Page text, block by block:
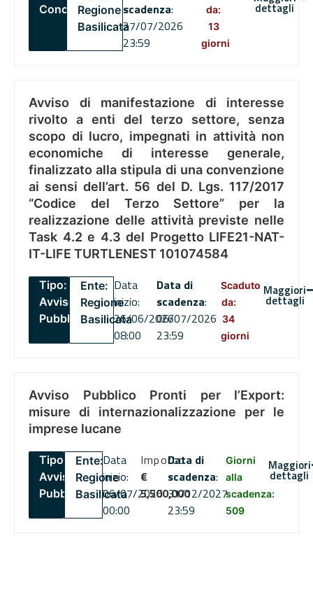
ConcorsiRegione
Basilicata
scadenza:
27/07/2026
23:59
da:
13
giorni
dettagli
Avviso di manifestazione di interesse
rivolto a enti del terzo settore, senza
scopo di lucro, impegnati in attività non
economiche di interesse generale,
finalizzato alla stipula di una convenzione
ai sensi dell’art. 56 del D. Lgs. 117/2017
“Codice del Terzo Settore” per la
realizzazione delle attività previste nelle
Task 4.2 e 4.3 del Progetto LIFE21-NAT-
IT-LIFE TURTLENEST 101074584
Tipo:
Avviso
Pubblico
Ente:
Regione
Basilicata
Data
inizio:
26/06/2026
08:00
Data di
scadenza:
06/07/2026
23:59
Scaduto
da:
34
giorni
Maggiori
dettagli
Avviso Pubblico Pronti per l’Export:
misure di internazionalizzazione per le
imprese lucane
Tipo:
Avviso
Pubblico
Ente:
Regione
Basilicata
Data
inizio:
06/07/2026
00:00
Importo
€
5,500,000
Data di
scadenza:
31/12/2027
23:59
Giorni
alla
scadenza:
509
Maggiori
dettagli